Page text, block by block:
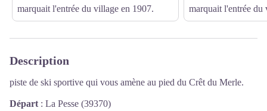
marquait l'entrée du village en 1907.
marquait l'entrée du
Description
piste de ski sportive qui vous amène au pied du Crêt du Merle.
Départ : La Pesse (39370)